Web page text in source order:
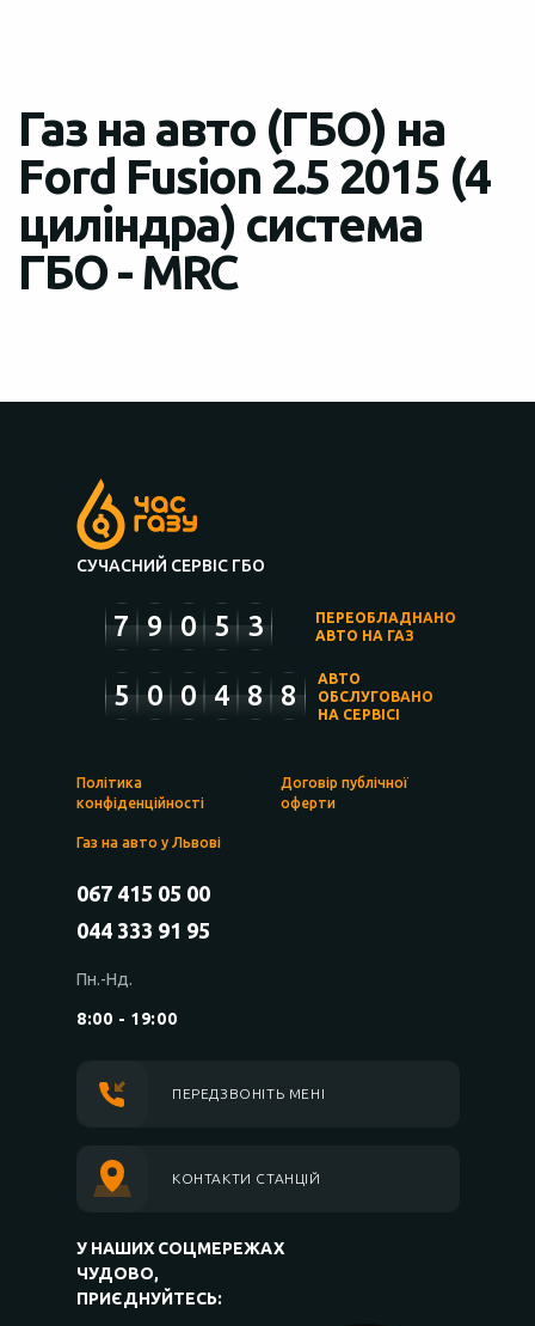
Газ на авто (ГБО) на
Ford Fusion 2.5 2015 (4
циліндра) система
ГБО - MRC
СУЧАСНИЙ СЕРВІС ГБО
7 9 0 5 3
ПЕРЕОБЛАДНАНО
АВТО НА ГАЗ
5 0 0 4 8 8
АВТО
ОБСЛУГОВАНО
НА СЕРВІСІ
Політика
конфіденційності
Договір публічної
оферти
Газ на авто у Львові
067 415 05 00
044 333 91 95
Пн.-Нд.
8:00 - 19:00
ПЕРЕДЗВОНІТЬ МЕНІ
КОНТАКТИ СТАНЦІЙ
У НАШИХ СОЦМЕРЕЖАХ
ЧУДОВО,
ПРИЄДНУЙТЕСЬ: